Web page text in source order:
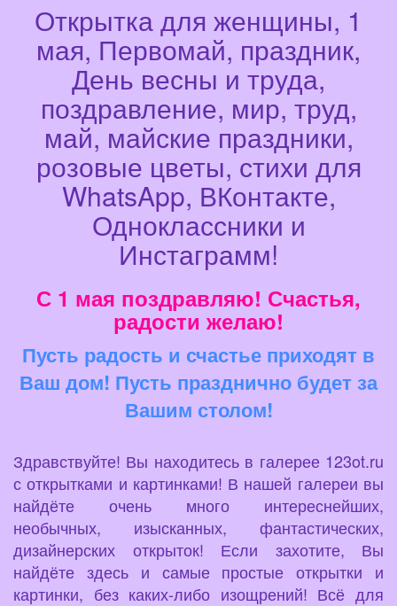
Открытка для женщины, 1
мая, Первомай, праздник,
День весны и труда,
поздравление, мир, труд,
май, майские праздники,
розовые цветы, стихи для
WhatsApp, ВКонтакте,
Одноклассники и
Инстаграмм!
С 1 мая поздравляю! Счастья,
радости желаю!
Пусть радость и счастье приходят в
Ваш дом! Пусть празднично будет за
Вашим столом!
Здравствуйте! Вы находитесь в галерее 123ot.ru
с открытками и картинками! В нашей галереи вы
найдёте очень много интереснейших,
необычных, изысканных, фантастических,
дизайнерских открыток! Если захотите, Вы
найдёте здесь и самые простые открытки и
картинки, без каких-либо изощрений! Всё для